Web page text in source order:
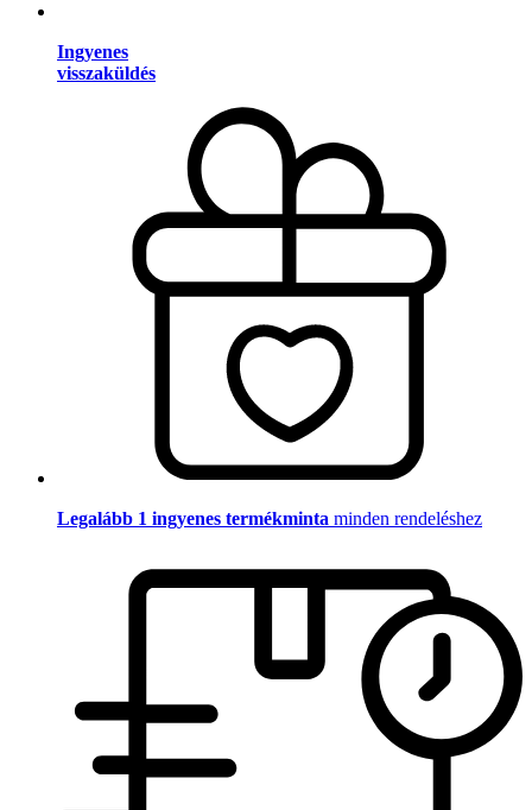
Ingyenes
visszaküldés
Legalább 1 ingyenes termékminta minden rendeléshez